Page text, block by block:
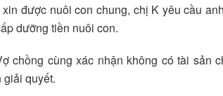
được nuôi con chung, chị K yêu cầu
dưỡng tiền nuôi con.
chồng cùng xác nhận không có tài sản
giải quyết.